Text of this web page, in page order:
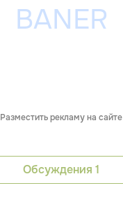
Разместить рекламу на сайте
Обсуждения 1